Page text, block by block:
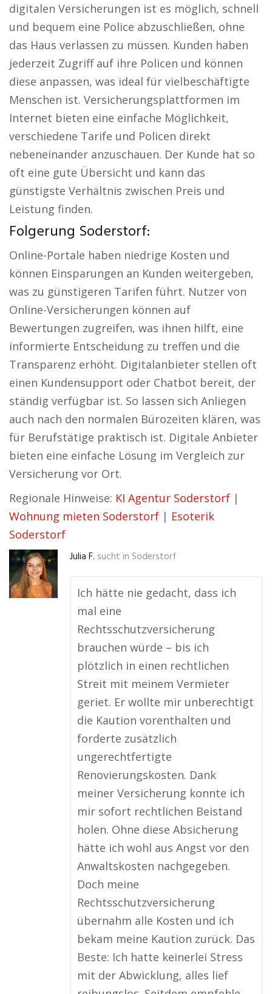
digitalen Versicherungen ist es möglich, schnell
und bequem eine Police abzuschließen, ohne
das Haus verlassen zu müssen. Kunden haben
jederzeit Zugriff auf ihre Policen und können
diese anpassen, was ideal für vielbeschäftigte
Menschen ist. Versicherungsplattformen im
Internet bieten eine einfache Möglichkeit,
verschiedene Tarife und Policen direkt
nebeneinander anzuschauen. Der Kunde hat so
oft eine gute Übersicht und kann das
günstigste Verhältnis zwischen Preis und
Leistung finden.
Folgerung Soderstorf:
Online-Portale haben niedrige Kosten und
können Einsparungen an Kunden weitergeben,
was zu günstigeren Tarifen führt. Nutzer von
Online-Versicherungen können auf
Bewertungen zugreifen, was ihnen hilft, eine
informierte Entscheidung zu treffen und die
Transparenz erhöht. Digitalanbieter stellen oft
einen Kundensupport oder Chatbot bereit, der
ständig verfügbar ist. So lassen sich Anliegen
auch nach den normalen Bürozeiten klären, was
für Berufstätige praktisch ist. Digitale Anbieter
bieten eine einfache Lösung im Vergleich zur
Versicherung vor Ort.
Regionale Hinweise: KI Agentur Soderstorf |
Wohnung mieten Soderstorf | Esoterik
Soderstorf
Julia F. sucht in Soderstorf
Ich hätte nie gedacht, dass ich
mal eine
Rechtsschutzversicherung
brauchen würde – bis ich
plötzlich in einen rechtlichen
Streit mit meinem Vermieter
geriet. Er wollte mir unberechtigt
die Kaution vorenthalten und
forderte zusätzlich
ungerechtfertigte
Renovierungskosten. Dank
meiner Versicherung konnte ich
mir sofort rechtlichen Beistand
holen. Ohne diese Absicherung
hätte ich wohl aus Angst vor den
Anwaltskosten nachgegeben.
Doch meine
Rechtsschutzversicherung
übernahm alle Kosten und ich
bekam meine Kaution zurück. Das
Beste: Ich hatte keinerlei Stress
mit der Abwicklung, alles lief